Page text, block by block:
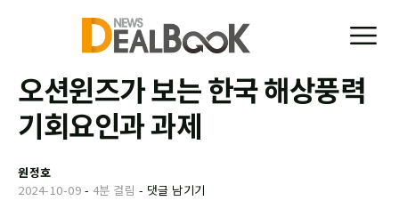
오션윈즈가 보는 한국 해상풍력
기회요인과 과제
원정호
2024-10-09 - 4분 걸림 - 댓글 남기기